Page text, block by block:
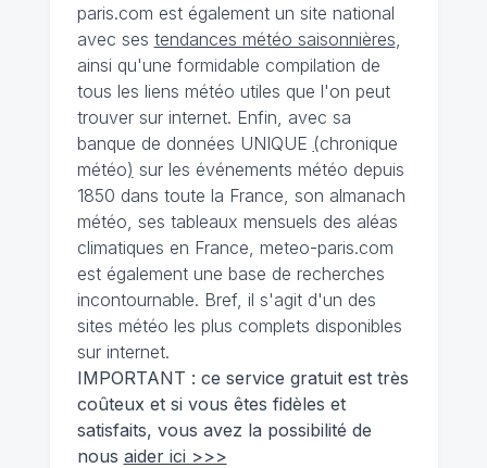
paris.com est également un site national
avec ses tendances météo saisonnières,
ainsi qu'une formidable compilation de
tous les liens météo utiles que l'on peut
trouver sur internet. Enfin, avec sa
banque de données UNIQUE (chronique
météo) sur les événements météo depuis
1850 dans toute la France, son almanach
météo, ses tableaux mensuels des aléas
climatiques en France, meteo-paris.com
est également une base de recherches
incontournable. Bref, il s'agit d'un des
sites météo les plus complets disponibles
sur internet.
IMPORTANT : ce service gratuit est très
coûteux et si vous êtes fidèles et
satisfaits, vous avez la possibilité de
nous aider ici >>>